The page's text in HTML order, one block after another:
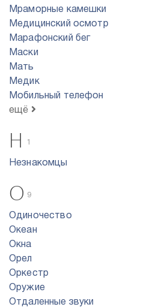
Мраморные камешки
Медицинский осмотр
Марафонский бег
Маски
Мать
Медик
Мобильный телефон
ещё
Н 1
Незнакомцы
О 9
Одиночество
Океан
Окна
Орел
Оркестр
Оружие
Отдаленные звуки